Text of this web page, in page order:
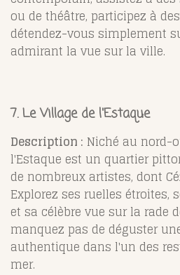
ou de théâtre, participez à
détendez-vous simplement
admirant la vue sur la ville.
7. Le Village de l'Estaque
Description : Niché au nord-
l'Estaque est un quartier
de nombreux artistes, dont
Explorez ses ruelles étroites,
et sa célèbre vue sur la rade
manquez pas de déguster
authentique dans l'un des
mer.